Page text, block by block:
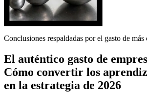
Conclusiones respaldadas por el gasto de
El auténtico gasto de
Cómo convertir los
en la estrategia de 2026